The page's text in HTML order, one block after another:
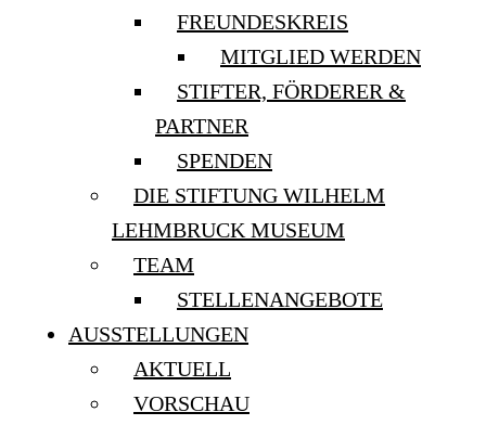
FREUNDESKREIS
MITGLIED WERDEN
STIFTER, FÖRDERER &
PARTNER
SPENDEN
DIE STIFTUNG WILHELM
LEHMBRUCK MUSEUM
TEAM
STELLENANGEBOTE
AUSSTELLUNGEN
AKTUELL
VORSCHAU